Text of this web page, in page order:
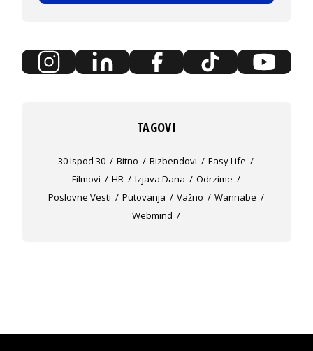
TAGOVI
30 Ispod 30 Bitno Bizbendovi
Easy Life
Filmovi
HR Izjava Dana
Odrzime
Poslovne Vesti
Putovanja Važno
Wannabe
Webmind